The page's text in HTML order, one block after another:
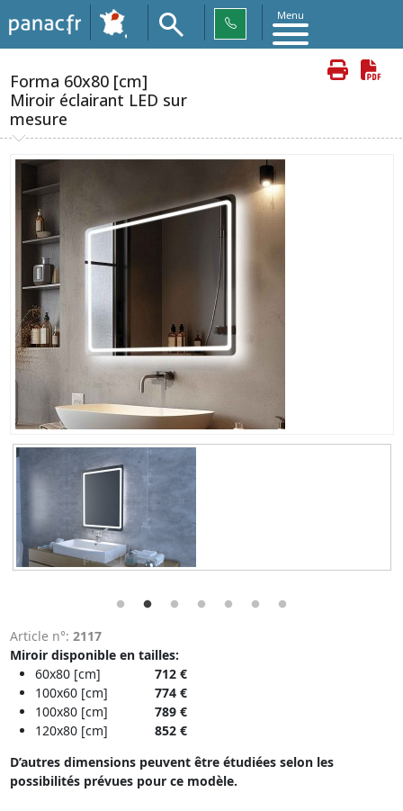
Menu
Forma 60x80 [cm]
Miroir éclairant LED sur
mesure
Article n°: 2117
Miroir disponible en tailles​:
60x80 [cm] 712 €
100x60 [cm] 774 €
100x80 [cm]​ 789 €
120x80 [cm]​ 852 €
D’autres dimensions peuvent être étudiées selon les
possibilités prévues pour ce modèle.